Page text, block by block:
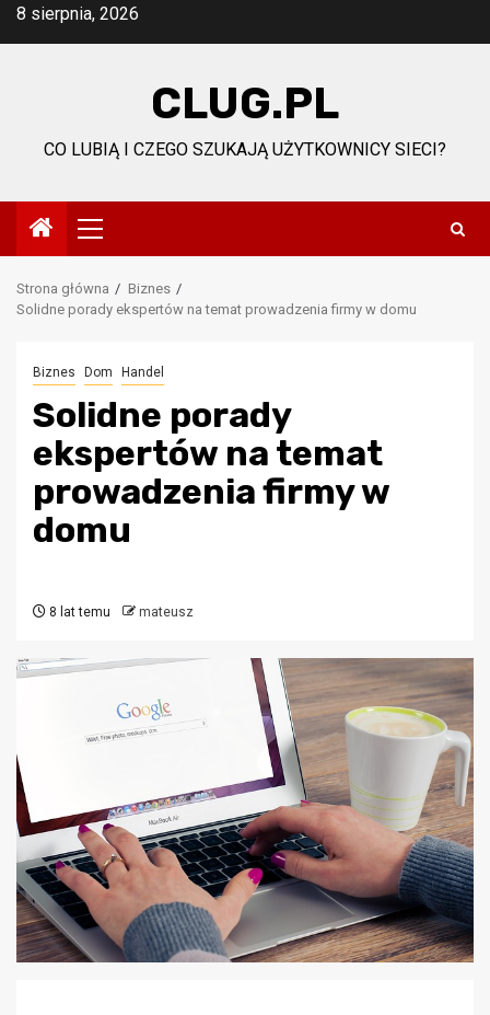
Przejdź
8 sierpnia, 2026
CLUG.PL
CO LUBIĄ I CZEGO SZUKAJĄ UŻYTKOWNICY SIECI?
Menu
główne
Strona główna
Biznes
Solidne porady ekspertów na temat prowadzenia firmy w domu
Biznes Dom Handel
Solidne porady
ekspertów na temat
prowadzenia firmy w
domu
8 lat temu mateusz